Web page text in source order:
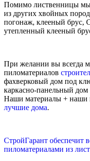
Помимо лиственницы мы
из других хвойных
погонаж, клееный брус,
утепленный клееный
При желании вы всегда
пиломатериалов
фахверковый дом под
каркасно-панельный
Наши материалы + наши
лучшие дома.
СтройГарант обеспечит
пиломатериалами из